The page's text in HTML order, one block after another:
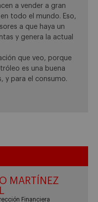
a vender a gran
todo el mundo. Eso,
a que haya un
y genera la actual
que veo, porque
es una buena
y para el consumo.
MARTÍNEZ
Financiera